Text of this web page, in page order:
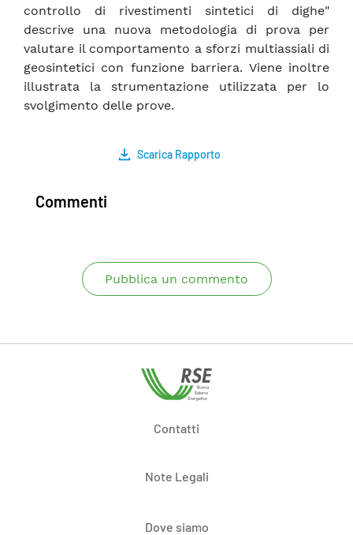
controllo di rivestimenti sintetici di dighe"
descrive una nuova metodologia di prova per
valutare il comportamento a sforzi multiassiali di
geosintetici con funzione barriera. Viene inoltre
illustrata la strumentazione utilizzata per lo
svolgimento delle prove.
Scarica Rapporto
Commenti
Pubblica un commento
Contatti
Note Legali
Dove siamo